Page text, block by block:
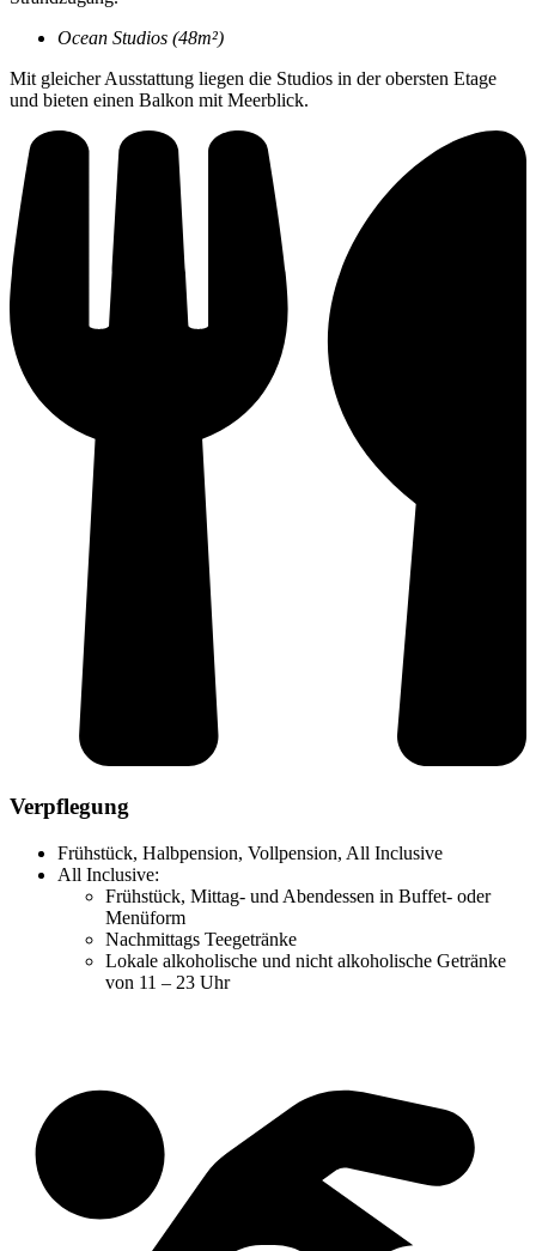
Ocean Studios (48m²)
Mit gleicher Ausstattung liegen die Studios in der obersten Etage
und bieten einen Balkon mit Meerblick.
Verpflegung
Frühstück, Halbpension, Vollpension, All Inclusive
All Inclusive:
Frühstück, Mittag- und Abendessen in Buffet- oder
Menüform
Nachmittags Teegetränke
Lokale alkoholische und nicht alkoholische Getränke
von 11 – 23 Uhr